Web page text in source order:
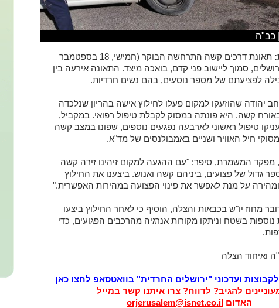
כב"ה
תאונת דרכים קשה התרחשה הבוקר (חמישי, 18 בספטמבר
לירושלים, סמוך ליישוב פני קדם, בואכה מיצד. התאונה אירעה בין
לפציעתם של מספר נוסעים, בהם נשים חרדיות.
יהודה שהוזעקו למקום פעלו לחילוץ אישה בהריון שנלכדה
קשה. היא פונתה במסוק לקבלת טיפול רפואי. במקביל,
טיפול ראשוני לארבעה נפגעים נוספים, שפונו במצב קשה
חיל האוויר ושניים באמבולנסים של מד"א.
מפקד המשמרת, סיפר: "עם ההגעה למקום זיהינו זירה קשה
גדול של פצועים, ביניהם קשה ואנוש. ביצענו את החילוץ
על מנת לאפשר את פינוי הפצועה במהירות האפשרית."
מחוז יו"ש בכבאות והצלה, הוסיף כי לאחר החילוץ ביצעו
בשטח וניתקו מקורות אנרגיה מהרכבים הפגועים, כדי
ואיחוד הצלה
ועדכוני "ירושלים החרדית" בוואטסאפ לחצו כאן
להגיב? לדווח? צרו איתנו קשר במייל
האדום orjerusalem@isnet.co.il